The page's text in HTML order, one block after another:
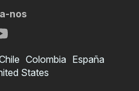
nos
Colombia España
States